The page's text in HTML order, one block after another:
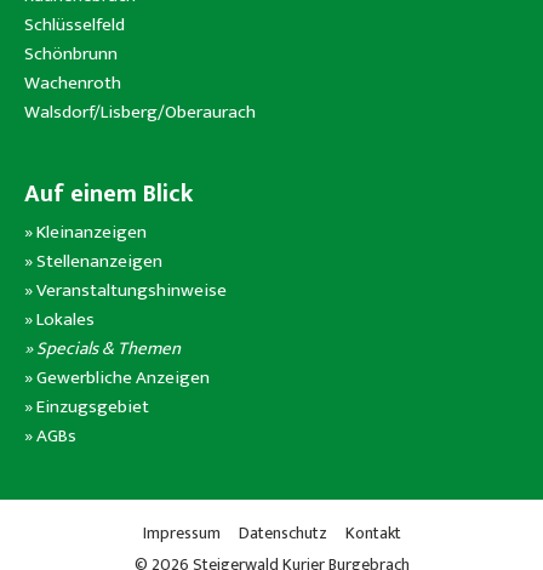
Schlüsselfeld
Schönbrunn
Wachenroth
Walsdorf/Lisberg/Oberaurach
Auf einem Blick
»Kleinanzeigen
»Stellenanzeigen
»Veranstaltungshinweise
»Lokales
» Specials & Themen
»Gewerbliche Anzeigen
»Einzugsgebiet
»AGBs
Impressum Datenschutz
Kontakt